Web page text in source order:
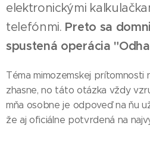
elektronickými
telefónmi. Preto sa
spustená operácia
Téma mimozemskej prítomnosti
zhasne, no táto otázka vždy
mňa osobne je odpoveď na ňu
že aj oficiálne potvrdená na